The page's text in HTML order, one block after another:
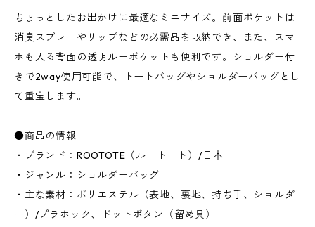
ちょっとしたお出かけに最適なミニサイズ。前面ポケットは
消臭スプレーやリップなどの必需品を収納でき、また、スマ
ホも入る背面の透明ルーポケットも便利です。ショルダー付
きで2way使用可能で、トートバッグやショルダーバッグとし
て重宝します。
●商品の情報
・ブランド：ROOTOTE（ルートート）/日本
・ジャンル：ショルダーバッグ
・主な素材：ポリエステル（表地、裏地、持ち手、ショルダ
ー）/プラホック、ドットボタン（留め具）